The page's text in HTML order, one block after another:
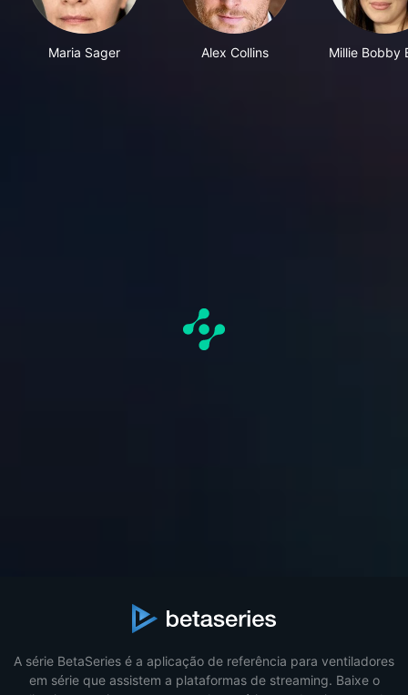
Maria Sager Alex Collins Millie Bobby
A série BetaSeries é a aplicação de referência para ventiladores
em série que assistem a plataformas de streaming. Baixe o